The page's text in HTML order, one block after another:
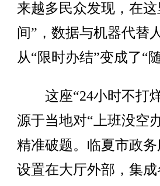
来越多民众发现，在
间”，数据与机器代替
从“限时办结”变成了“
这座“24小时不打烊
源于当地对“上班没空
精准破题。临夏市政
设置在大厅外部，集